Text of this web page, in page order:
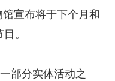
宣布将于下个月和
。
部分实体活动之